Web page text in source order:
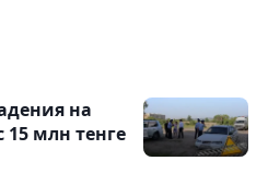
на
млн тенге